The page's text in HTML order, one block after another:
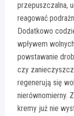
przepuszczalna,
reagować
Dodatkowo
wpływem
powstawanie
czy
regenerują się
nierównomierny.
kremy już nie